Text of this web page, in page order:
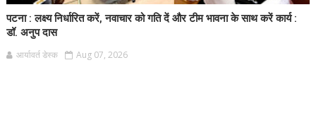
पटना : लक्ष्य निर्धारित करें, नवाचार को गति दें और टीम भावना के साथ करें कार्य :
डॉ. अनुप दास
आर्यावर्त डेस्क Aug 07, 2026